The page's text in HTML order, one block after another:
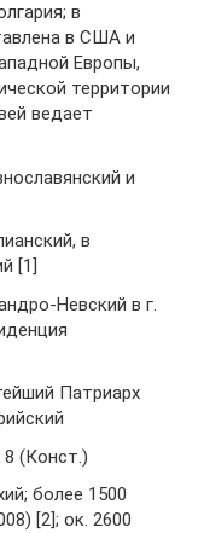
в
в США и
Европы,
территории
ведает
и
в
[1]
Невский в г.
Патриарх
(Конст.)
более 1500
[2]; ок. 2600